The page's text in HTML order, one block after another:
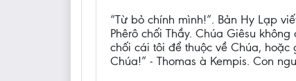
“Từ bỏ chính mình!”. Bản Hy Lạp
Phêrô chối Thầy. Chúa Giêsu
chối cái tôi để thuộc về Chúa,
Chúa!” - Thomas à Kempis. Con